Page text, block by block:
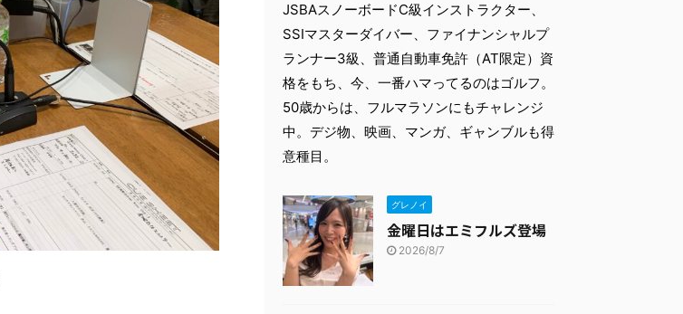
JSBAスノーボードC級インストラクター、
SSIマスターダイバー、ファイナンシャルプ
ランナー3級、普通自動車免許（AT限定）資
格をもち、今、一番ハマってるのはゴルフ。
50歳からは、フルマラソンにもチャレンジ
中。デジ物、映画、マンガ、ギャンブルも得
意種目。
グレノイ
金曜日はエミフルズ登場
2026/8/7